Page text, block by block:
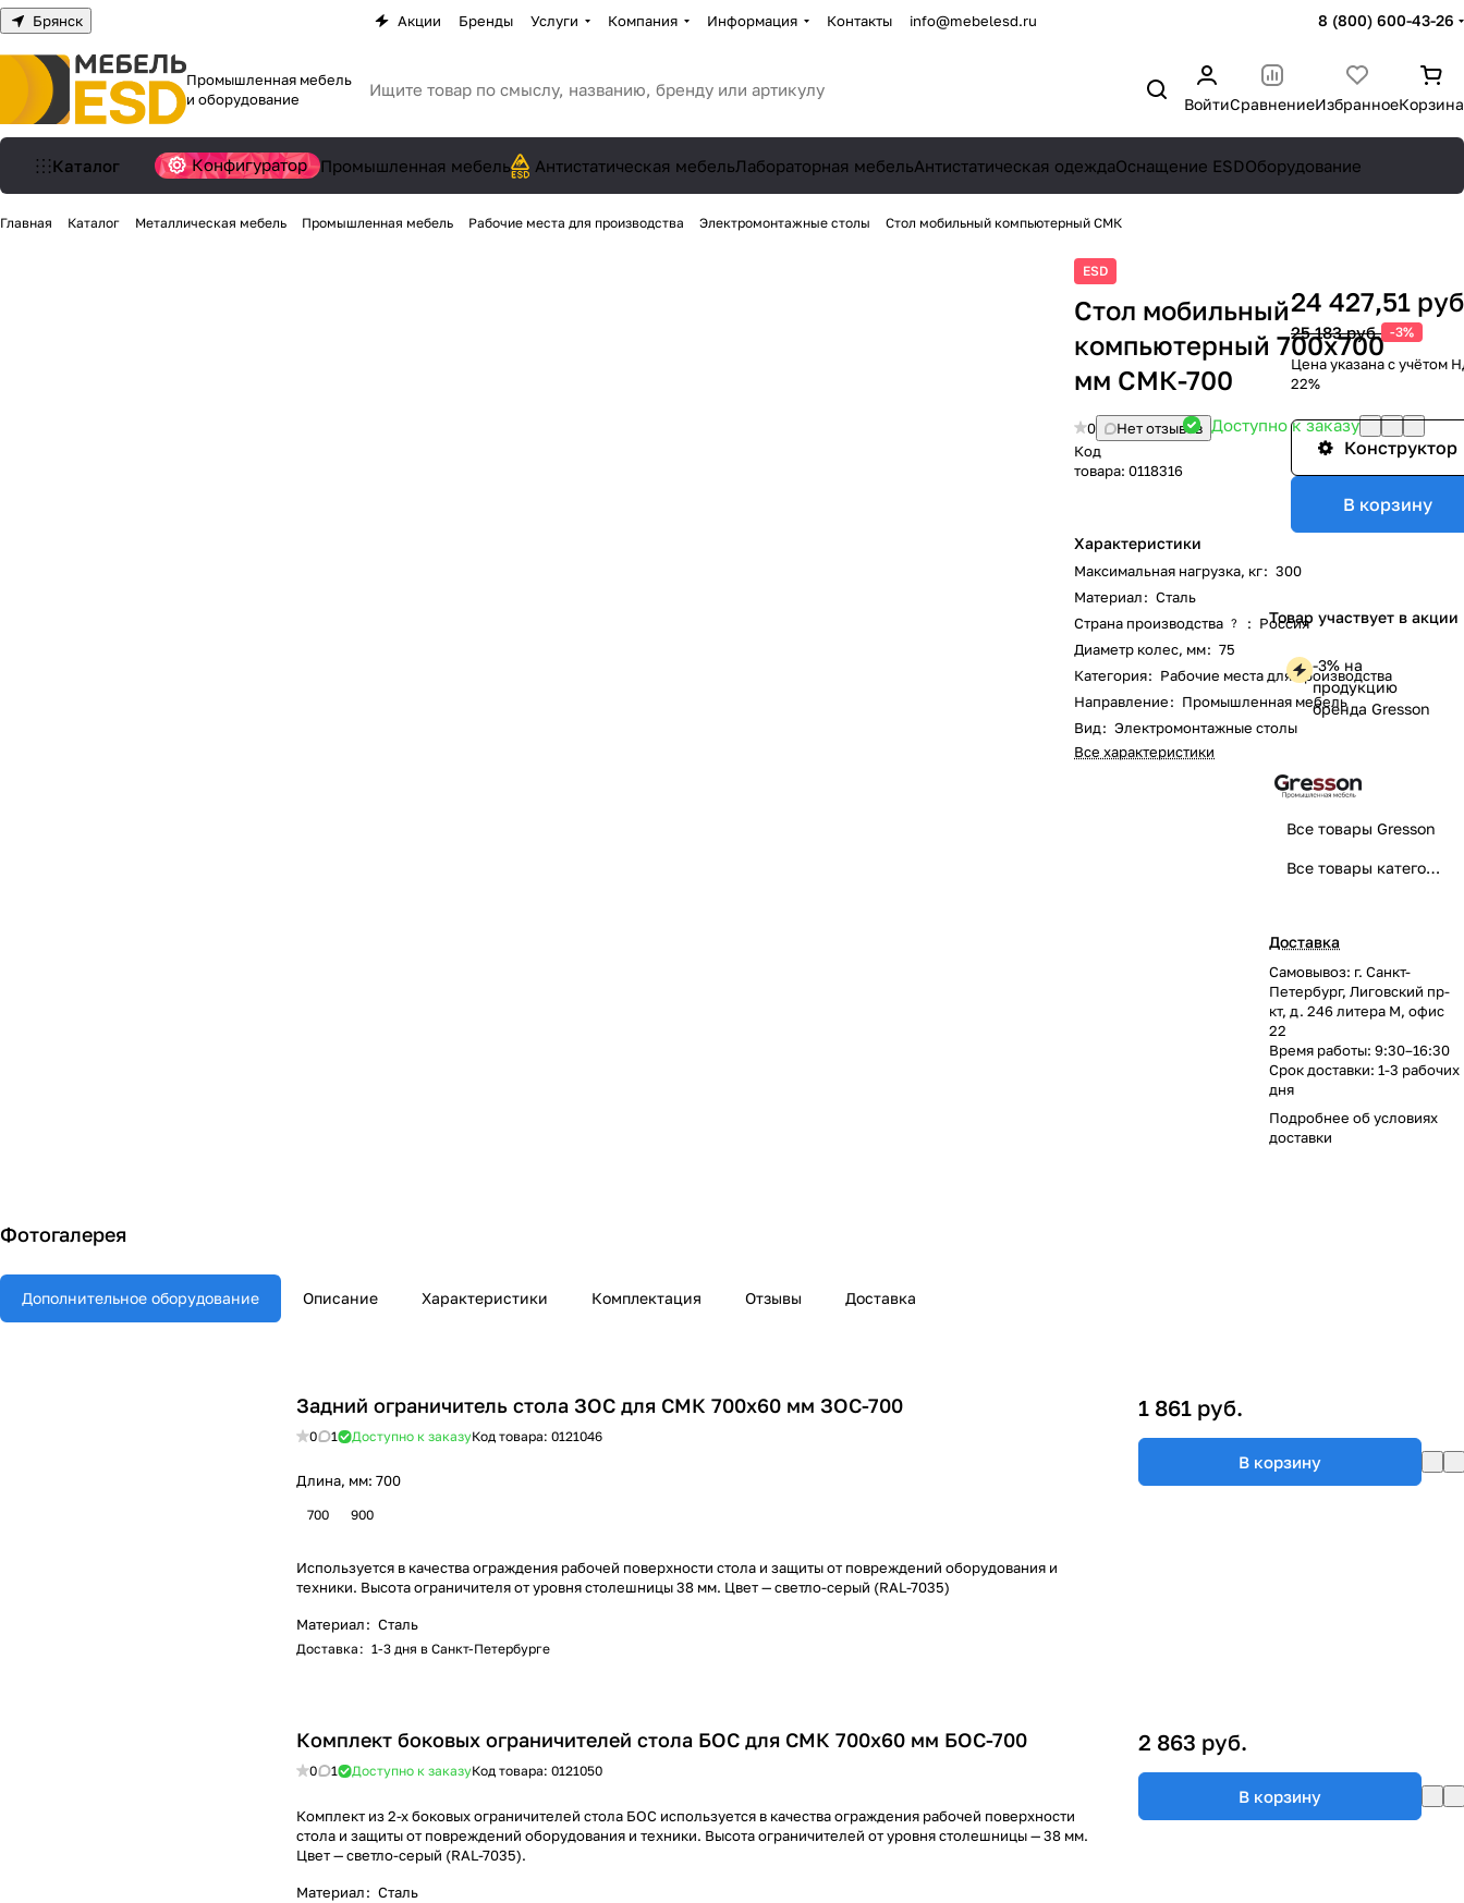
Брянск Акции Бренды Услуги Компания Информация Контакты info@mebelesd.ru 8 (800) 600-43-26
Промышленная мебель
и оборудование
ВойтиСравнениеИзбранноеКорзина
Каталог Конфигуратор Промышленная мебель Антистатическая мебельЛабораторная мебельАнтистатическая одеждаОснащение ESDОборудование
Главная Каталог Металлическая мебель Промышленная мебель Рабочие места для производства Электромонтажные столы Стол мобильный компьютерный СМК
ESD
Стол мобильный
компьютерный 700х700
мм СМК-700
0
Нет отзывов
Код
товара: 0118316
Доступно к заказу
Характеристики
Максимальная нагрузка, кг: 300
Материал: Сталь
Страна производства ? : Россия
Диаметр колес, мм: 75
Категория: Рабочие места для производства
Направление: Промышленная мебель
Вид: Электромонтажные столы
Все характеристики
24 427,51
25 183 руб. -3%
Цена указана с учётом
22%
Конструктор
В корзину
Товар участвует в акции
-3% на
продукцию
бренда Gresson
Все товары Gresson
Все товары категории
Доставка
Самовывоз: г. Санкт-
Петербург, Лиговский пр-
кт, д. 246 литера М, офис
22
Время работы: 9:30–16:30
Срок доставки: 1-3 рабочих
дня
Подробнее обусловиях
доставки
Фотогалерея
Дополнительное оборудование Описание Характеристики Комплектация Отзывы Доставка
Задний ограничитель стола ЗОС для СМК 700х60 мм ЗОС-700
0 1 Доступно к заказуКод товара: 0121046
Длина, мм: 700
700 900
Используется в качества ограждения рабочей поверхности стола и защиты от повреждений оборудования и
техники. Высота ограничителя от уровня столешницы 38 мм. Цвет — светло-серый (RAL-7035)
Материал: Сталь
Доставка : 1-3 дня в Санкт-Петербурге
1 861 руб.
В корзину
Комплект боковых ограничителей стола БОС для СМК 700х60 мм БОС-700
0 1 Доступно к заказуКод товара: 0121050
Комплект из 2-х боковых ограничителей стола БОС используется в качества ограждения рабочей поверхности
стола и защиты от повреждений оборудования и техники. Высота ограничителей от уровня столешницы — 38 мм.
Цвет — светло-серый (RAL-7035).
Материал: Сталь
2 863 руб.
В корзину